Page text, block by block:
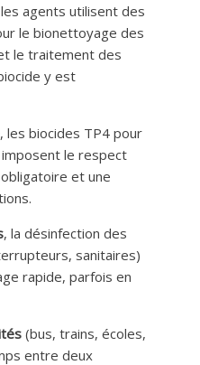
agents utilisent des
le bionettoyage des
le traitement des
y est
, les biocides TP4 pour
le respect
et une
, la désinfection des
sanitaires)
rapide, parfois en
(bus, trains, écoles,
entre deux